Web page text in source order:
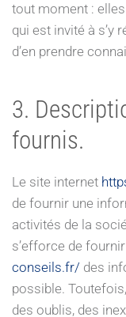
tout moment :
qui est invité à s’y
d’en prendre
3.
fournis.
Le site internet
de fournir une
activités de la
s’efforce de
conseils.fr/ des
possible.
des oublis, des